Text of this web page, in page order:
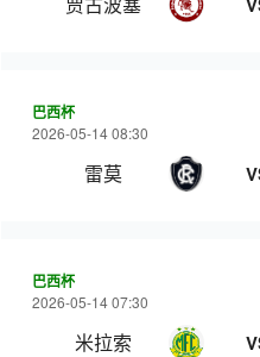
巴西杯
2026-05-14 08:30
雷莫
巴西杯
2026-05-14 07:30
米拉索